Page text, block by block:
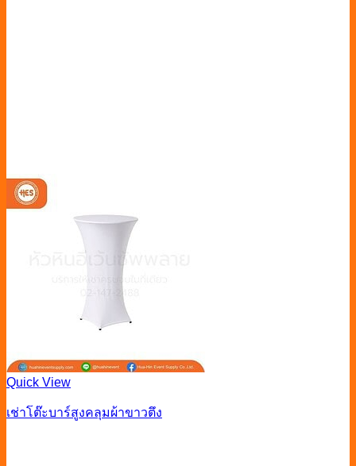
Quick View
เช่าโต๊ะบาร์สูงคลุมผ้าขาวตึง